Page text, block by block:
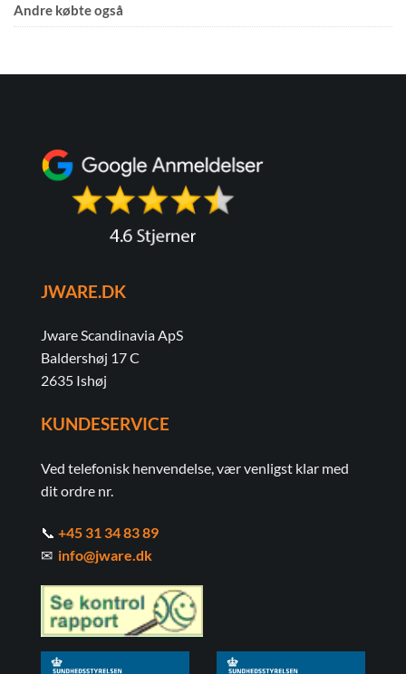
Andre købte også
JWARE.DK
Jware Scandinavia ApS
Baldershøj 17 C
2635 Ishøj
KUNDESERVICE
Ved telefonisk henvendelse, vær venligst klar med
dit ordre nr.
📞 +45 31 34 83 89
✉ info@jware.dk